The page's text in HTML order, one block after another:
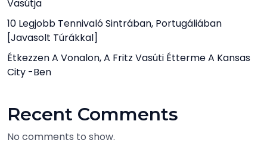
Vasútja
10 Legjobb Tennivaló Sintrában, Portugáliában
[javasolt Túrákkal]
Étkezzen A Vonalon, A Fritz Vasúti Étterme A Kansas
City -ben
Recent Comments
No comments to show.